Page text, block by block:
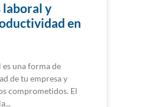
laboral y
en
una forma de
de tu empresa y
comprometidos. El